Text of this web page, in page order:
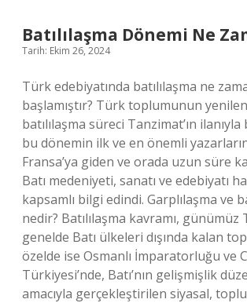
Batılılaşma Dönemi Ne
Tarih: Ekim 26, 2024
Türk edebiyatında batılılaşma ne
başlamıştır? Türk toplumunun
batılılaşma süreci Tanzimat’ın ilanıyla
bu dönemin ilk ve en önemli
Fransa’ya giden ve orada uzun süre
Batı medeniyeti, sanatı ve edebiyatı
kapsamlı bilgi edindi. Garplılaşma ve
nedir? Batılılaşma kavramı, günümüz
genelde Batı ülkeleri dışında kalan
özelde ise Osmanlı İmparatorluğu ve
Türkiyesi’nde, Batı’nın gelişmişlik
amacıyla gerçekleştirilen siyasal,